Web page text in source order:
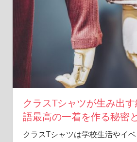
クラスTシャツが生み出
語最高の一着を作る秘密
クラスTシャツは学校生活やイ